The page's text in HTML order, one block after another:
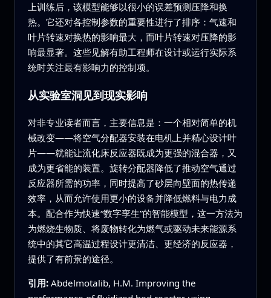
上训练后，该模型能够以很小的误差预测压降和换
热。它还对各控制参数的重要性进行了排序：气速和
叶片转速对换热的影响最大，而叶片转速对压降的影
响最显著。这些见解有助工程师在设计或运行实际系
统时关注最有影响力的控制项。
从实验室洞见到现实影响
对非专业读者而言，主要信息是：一个相对简单的机
械改变——将空气分配器安装在电机上并精心设计叶
片——就能让流化床反应器既成为更强的混合器，又
成为更省能的装置。旋转分配器降低了推动空气通过
反应器所需的功率，同时提高了砂层向壁面的热传递
效率，从而允许使用更小的设备并降低燃料与电力成
本。配合作为快速“数字孪生”的智能模型，这一方法为
为燃烧生物质、将废物转化为燃气或驱动未来能源系
统中的其它高温过程设计更清洁、更经济的反应器，
提供了有前景的途径。
引用: Abdelmotalib, H.M. Improving the